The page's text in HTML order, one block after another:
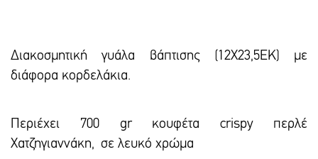
Διακοσμητική γυάλα βάπτισης (12Χ23,5ΕΚ) με
διάφορα κορδελάκια.
Περιέχει 700 gr κουφέτα crispy περλέ
Χατζηγιαννάκη, σε λευκό χρώμα